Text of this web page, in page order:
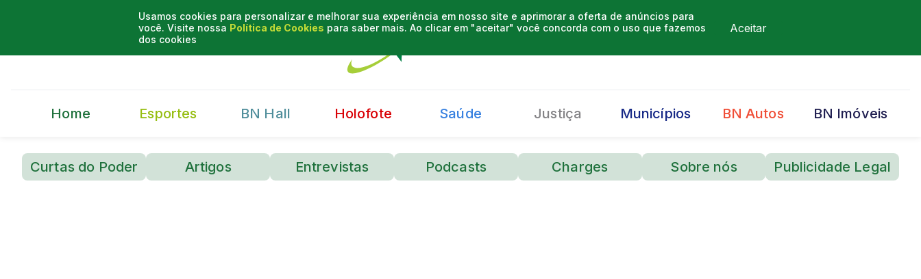
Usamos cookies para personalizar e melhorar sua experiência em nosso site e aprimorar a oferta de anúncios para
você. Visite nossa Política de Cookies para saber mais. Ao clicar em "aceitar" você concorda com o uso que fazemos
dos cookies
Aceitar
Home Esportes BN Hall Holofote Saúde Justiça Municípios BN Autos BN Imóveis
Curtas do Poder Artigos Entrevistas Podcasts Charges Sobre nós Publicidade Legal